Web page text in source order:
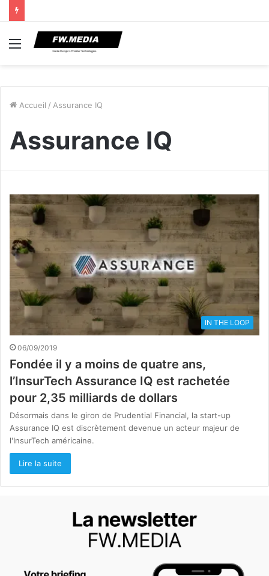
Menu
Accueil / Assurance IQ
Assurance IQ
IN THE LOOP
06/09/2019
Fondée il y a moins de quatre ans,
l’InsurTech Assurance IQ est rachetée
pour 2,35 milliards de dollars
Désormais dans le giron de Prudential Financial, la start-up
Assurance IQ est discrètement devenue un acteur majeur de
l'InsurTech américaine.
Lire la suite